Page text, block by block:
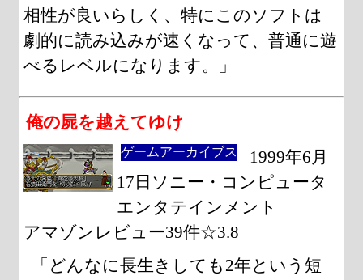
相性が良いらしく、特にこのソフトは
劇的に読み込みが速くなって、普通に遊
べるレベルになります。」
俺の屍を越えてゆけ
ゲームアーカイブス
1999年6月
17日ソニー・コンピュータ
エンタテインメント
アマゾンレビュー39件☆3.8
「どんなに長生きしても2年という短